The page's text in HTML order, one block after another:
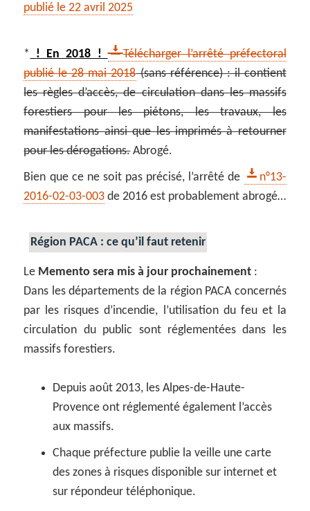
publié le 22 avril 2025
* ! En 2018 !
Télécharger l’arrêté préfectoral
publié le 28 mai 2018(sans référence) : il contient
les règles d’accès, de circulation dans les massifs
forestiers pour les piétons, les travaux, les
manifestations ainsi que les imprimés à retourner
pour les dérogations.Abrogé.
Bien que ce ne soit pas précisé, l’arrêté de
n°13-
2016-02-03-003 de 2016 est probablement abrogé…
Région PACA : ce qu’il faut retenir
Le Memento sera mis à jour prochainement :
Dans les départements de la région PACA concernés
par les risques d’incendie, l’utilisation du feu et la
circulation du public sont réglementées dans les
massifs forestiers.
Depuis août 2013, les Alpes-de-Haute-
Provence ont réglementé également l’accès
aux massifs.
Chaque préfecture publie la veille une carte
des zones à risques disponible sur internet et
sur répondeur téléphonique.